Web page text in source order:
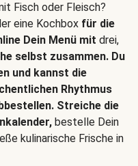
Fisch oder Fleisch?
eine Kochbox für die
Dein Menü mit drei,
selbst zusammen. Du
und kannst die
Rhythmus
Streiche die
bestelle Dein
kulinarische Frische in